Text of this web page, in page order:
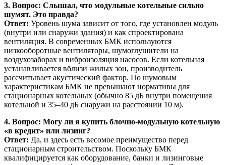
3. Вопрос: Слышал, что модульные котельные сильно
шумят. Это правда?
Ответ: Уровень шума зависит от того, где установлен модуль
(внутри или снаружи здания) и как спроектирована
вентиляция. В современных БМК используются
низкооборотные вентиляторы, шумоглушители на
воздухозаборах и виброизоляция насосов. Если котельная
устанавливается вблизи жилых зон, производитель
рассчитывает акустический фактор. По шумовым
характеристикам БМК не превышают нормативы для
стационарных котельных (обычно 85 дБ внутри помещения
котельной и 35–40 дБ снаружи на расстоянии 10 м).
4. Вопрос: Могу ли я купить блочно-модульную котельную
«в кредит» или лизинг?
Ответ: Да, и здесь есть весомое преимущество перед
стационарным строительством. Поскольку БМК
квалифицируется как оборудование, банки и лизинговые